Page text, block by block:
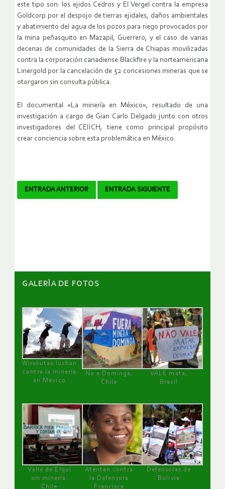
este tipo son: los ejidos Cedros y El Vergel contra la empresa
Goldcorp por el despojo de tierras ejidales, daños ambientales
y abatimiento del agua de los pozos para riego provocados por
la mina peñasquito en Mazapil, Guerrero, y el caso de varias
decenas de comunidades de la Sierra de Chiapas movilizadas
contra la corporación canadiense Blackfire y la norteamericana
Linergold por la cancelación de 52 concesiones mineras que se
otorgaron sin consulta pública.
El documental «La minería en México», resultado de una
investigación a cargo de Gian Carlo Delgado junto con otros
investigadores del CEIICH, tiene como principal propósito
crear conciencia sobre esta problemática en México.
Navegador
ENTRADA ANTERIOR ENTRADA SIGUIENTE
GALERÌA DE FOTOS
Wirakutas luchan
contra la minería
en México
No a Dominga,
Chile
VALE mata,
Brasil
Valle de Elqui
sin minería.
Chile
Atentan contra
la Defensora
Francisca
Defensoras de
Bolivia